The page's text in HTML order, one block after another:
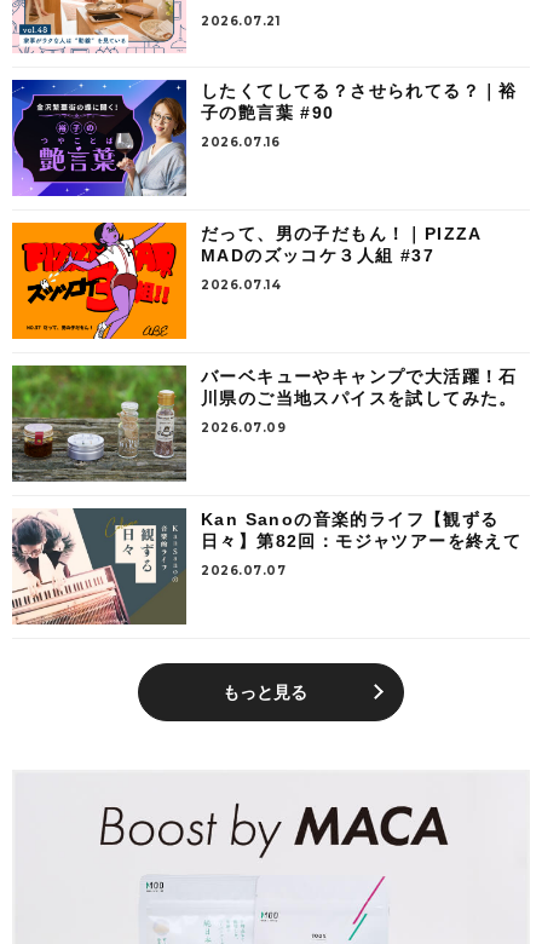
2026.07.21
したくてしてる？させられてる？｜裕
子の艶言葉 #90
2026.07.16
だって、男の子だもん！｜PIZZA
MADのズッコケ３人組 #37
2026.07.14
バーベキューやキャンプで大活躍！石
川県のご当地スパイスを試してみた。
2026.07.09
Kan Sanoの音楽的ライフ【観ずる
日々】第82回：モジャツアーを終えて
2026.07.07
もっと見る